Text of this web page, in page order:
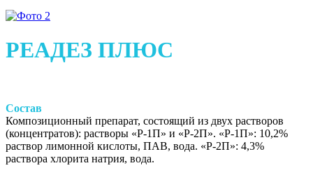
РЕАДЕЗ ПЛЮС
Состав
Композиционный препарат, состоящий из двух растворов
(концентратов): растворы «Р-1П» и «Р-2П». «Р-1П»: 10,2%
раствор лимонной кислоты, ПАВ, вода. «Р-2П»: 4,3%
раствора хлорита натрия, вода.